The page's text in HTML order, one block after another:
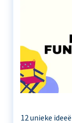
12 unieke